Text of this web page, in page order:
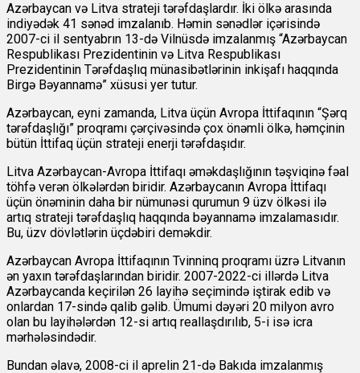
Azərbaycan və Litva strateji tərəfdaşlardır. İki ölkə arasında
indiyədək 41 sənəd imzalanıb. Həmin sənədlər içərisində
2007-ci il sentyabrın 13-də Vilnüsdə imzalanmış “Azərbaycan
Respublikası Prezidentinin və Litva Respublikası
Prezidentinin Tərəfdaşlıq münasibətlərinin inkişafı haqqında
Birgə Bəyannamə” xüsusi yer tutur.
Azərbaycan, eyni zamanda, Litva üçün Avropa İttifaqının “Şərq
tərəfdaşlığı” proqramı çərçivəsində çox önəmli ölkə, həmçinin
bütün İttifaq üçün strateji enerji tərəfdaşıdır.
Litva Azərbaycan-Avropa İttifaqı əməkdaşlığının təşviqinə fəal
töhfə verən ölkələrdən biridir. Azərbaycanın Avropa İttifaqı
üçün önəminin daha bir nümunəsi qurumun 9 üzv ölkəsi ilə
artıq strateji tərəfdaşlıq haqqında bəyannamə imzalamasıdır.
Bu, üzv dövlətlərin üçdəbiri deməkdir.
Azərbaycan Avropa İttifaqının Tvinninq proqramı üzrə Litvanın
ən yaxın tərəfdaşlarından biridir. 2007-2022-ci illərdə Litva
Azərbaycanda keçirilən 26 layihə seçimində iştirak edib və
onlardan 17-sində qalib gəlib. Ümumi dəyəri 20 milyon avro
olan bu layihələrdən 12-si artıq reallaşdırılıb, 5-i isə icra
mərhələsindədir.
Bundan əlavə, 2008-ci il aprelin 21-də Bakıda imzalanmış